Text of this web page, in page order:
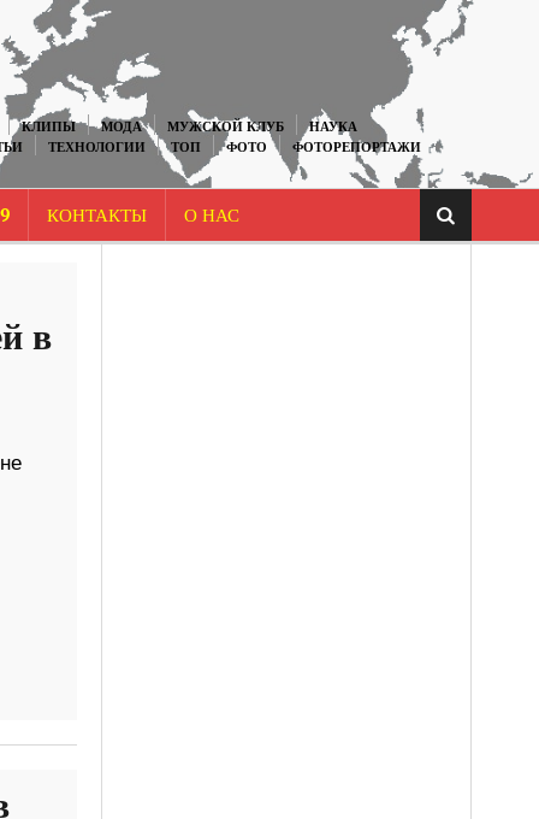
КЛИПЫ МОДА МУЖСКОЙ КЛУБ
НАУКА
ТЕХНОЛОГИИ ТОП ФОТО
ФОТОРЕПОРТАЖИ
КОНТАКТЫ О НАС
в